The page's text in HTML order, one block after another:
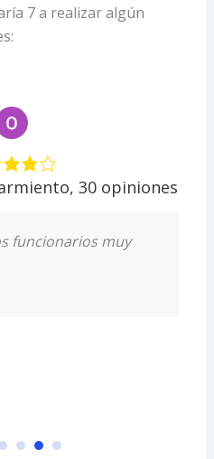
7 a realizar algún